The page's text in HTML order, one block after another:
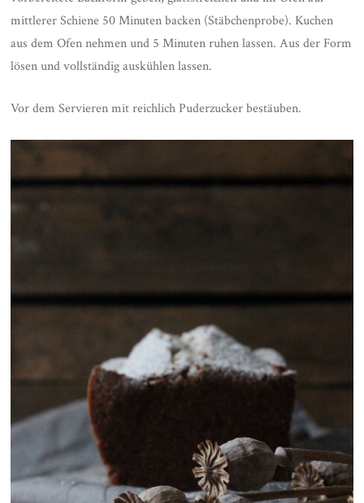
mittlerer Schiene 50 Minuten backen (Stäbchenprobe). Kuchen
aus dem Ofen nehmen und 5 Minuten ruhen lassen. Aus der Form
lösen und vollständig auskühlen lassen.
Vor dem Servieren mit reichlich Puderzucker bestäuben.